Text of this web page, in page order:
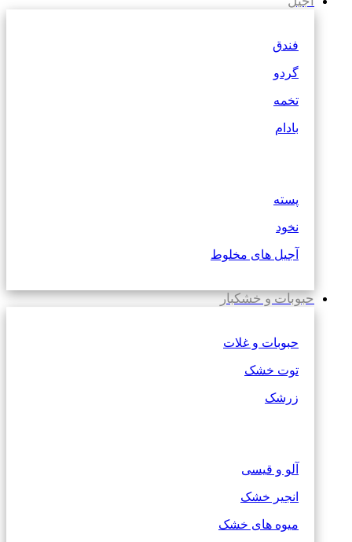
فندق
گردو
تخمه
بادام
پسته
نخود
آجیل های مخلوط
حبوبات و خشکبار
حبوبات و غلات
توت خشک
زرشک
آلو و قیسی
انجیر خشک
میوه های خشک